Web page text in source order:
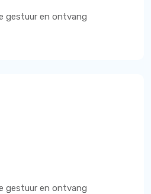
gestuur en ontvang
gestuur en ontvang